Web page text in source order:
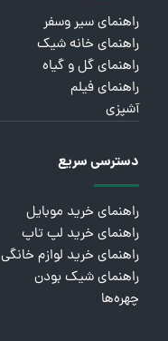
راهنمای سیر وسفر
راهنمای خانه شیک
راهنمای گل و گیاه
راهنمای فیلم
آشپزی
دسترسی سریع
راهنمای خرید موبایل
راهنمای خرید لپ تاپ
راهنمای خرید لوازم خانگی
راهنمای شیک بودن
چهره‌ها